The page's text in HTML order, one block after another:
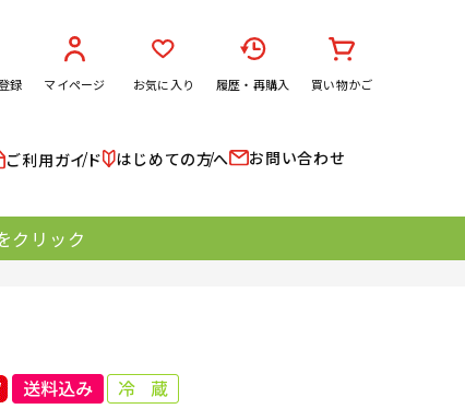
録 マイページ お気に入り 履歴・再購入 買い物かご
ご利用ガイド はじめての方へ お問い合わせ
クリック